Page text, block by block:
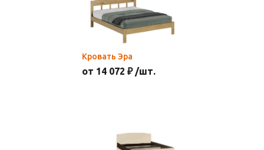
Кровать Эра
от 14 072 ₽ /шт.